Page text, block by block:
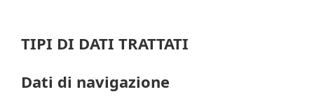
TIPI DI DATI TRATTATI
Dati di navigazione